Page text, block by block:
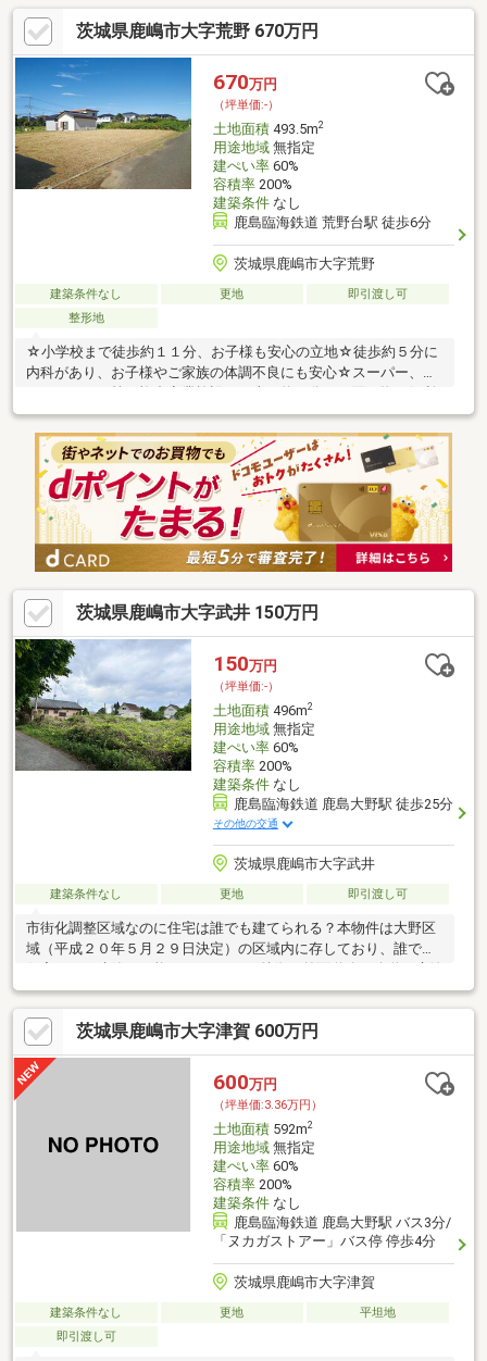
平井の住環境◆ご案内広さにゆとりのある鹿嶋市平井の売地で
す。広さや形状はぜひ現地でご確認ください。お気軽にお問い合
わせください。
茨城県鹿嶋市大字荒野 670万円
670万円
（坪単価:-）
土地面積493.5m2
用途地域無指定
建ぺい率60%
容積率200%
建築条件なし
鹿島臨海鉄道 荒野台駅 徒歩6分
茨城県鹿嶋市大字荒野
建築条件なし 更地
即引渡し可
整形地
☆小学校まで徒歩約１１分、お子様も安心の立地☆徒歩約５分に
内科があり、お子様やご家族の体調不良にも安心☆スーパー、ホ
－－－－－－－－－－－－－－－－－－－－－－－－－－－－－
－－－－☆未掲載の荒野台エリア物件もご用意しております。
お気軽にお問合せください。
茨城県鹿嶋市大字武井 150万円
150万円
（坪単価:-）
土地面積496m2
用途地域無指定
建ぺい率60%
容積率200%
建築条件なし
鹿島臨海鉄道 鹿島大野駅 徒歩25分
その他の交通
茨城県鹿嶋市大字武井
建築条件なし 更地 即引渡し可
市街化調整区域なのに住宅は誰でも建てられる？本物件は大野区
域（平成２０年５月２９日決定）の区域内に存しており、誰でも
市道第１０１４号線）で鹿嶋市管理♪前面道路に公営水道の埋設あ
り（ＨＩＶＰ７５ｍｍ♪建築条件はございませんのでお好きなハウ
スメーカーで建築いただけます♪（備考）■本物件には上水管が接
続されていません。前面道路の公設管から引き込み工事が必要で
す。■本物件には現在個別浄化槽は設置されていません。３６０
度パノラマ画像の提供可能です！リクロス株式会社担当：矢仲
茨城県鹿嶋市大字津賀 600万円
600万円
（坪単価:3.36万円）
土地面積592m2
用途地域無指定
建ぺい率60%
容積率200%
建築条件なし
鹿島臨海鉄道 鹿島大野駅 バス3分/
「ヌカガストアー」バス停 停歩4分
茨城県鹿嶋市大字津賀
建築条件なし 更地
平坦地
即引渡し可